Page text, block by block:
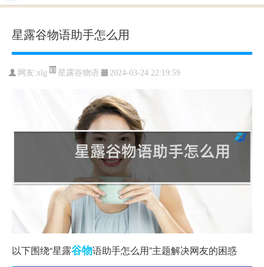
星露谷物语助手怎么用
网友:xlg 星露谷物语 2024-03-24 22:19:59
以下围绕“星露谷物语助手怎么用”主题解决网友的困惑